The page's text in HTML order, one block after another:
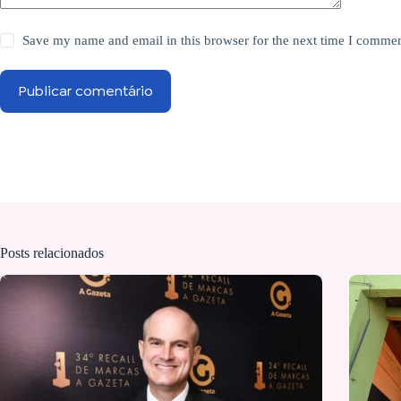
Save my name and email in this browser for the next time I
Publicar comentário
Posts relacionados